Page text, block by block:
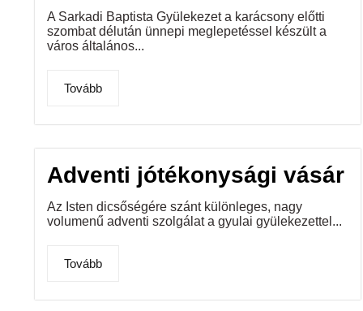
A Sarkadi Baptista Gyülekezet a karácsony előtti
szombat délután ünnepi meglepetéssel készült a
város általános...
Tovább
Adventi jótékonysági vásár
Az Isten dicsőségére szánt különleges, nagy
volumenű adventi szolgálat a gyulai gyülekezettel...
Tovább